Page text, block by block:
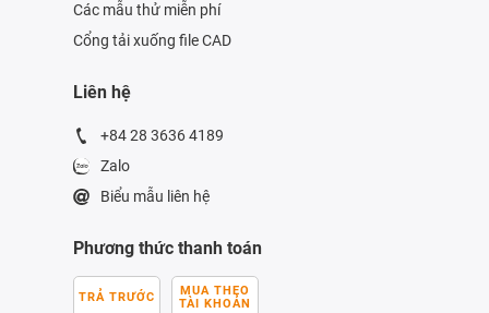
Các mẫu thử miễn phí
Cổng tải xuống file CAD
Liên hệ
+84 28 3636 4189
Zalo
Biểu mẫu liên hệ
Phương thức thanh toán
TRẢ TRƯỚC
MUA THEO
TÀI KHOẢN